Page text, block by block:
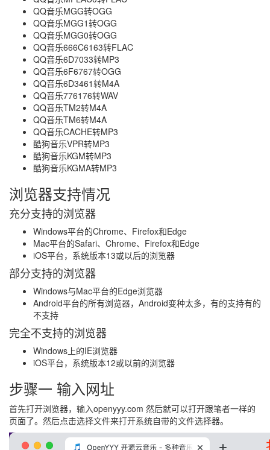
QQ音乐MGG转OGG
QQ音乐MGG1转OGG
QQ音乐MGG0转OGG
QQ音乐666C6163转FLAC
QQ音乐6D7033转MP3
QQ音乐6F6767转OGG
QQ音乐6D3461转M4A
QQ音乐776176转WAV
QQ音乐TM2转M4A
QQ音乐TM6转M4A
QQ音乐CACHE转MP3
酷狗音乐VPR转MP3
酷狗音乐KGM转MP3
酷狗音乐KGMA转MP3
浏览器支持情况
充分支持的浏览器
Windows平台的Chrome、Firefox和Edge
Mac平台的Safari、Chrome、Firefox和Edge
iOS平台，系统版本13或以后的浏览器
部分支持的浏览器
Windows与Mac平台的Edge浏览器
Android平台的所有浏览器，Android变种太多，有的支持有的
不支持
完全不支持的浏览器
Windows上的IE浏览器
iOS平台，系统版本12或以前的浏览器
步骤一 输入网址
首先打开浏览器，输入openyyy.com 然后就可以打开跟笔者一样的
页面了。然后点击选择文件来打开系统自带的文件选择器。